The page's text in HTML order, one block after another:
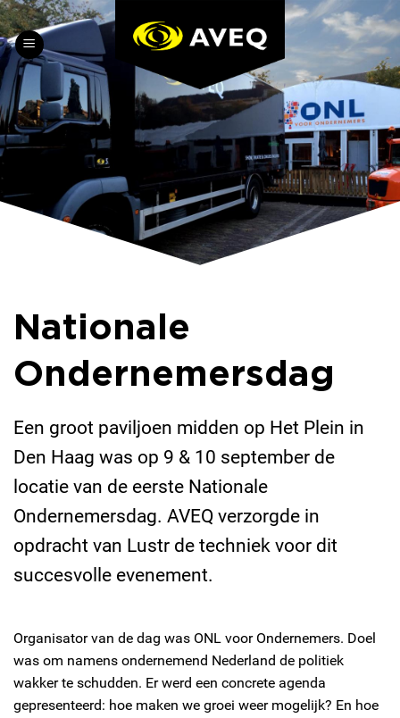
Skip
to
content
Nationale
Ondernemersdag
Een groot paviljoen midden op Het Plein in
Den Haag was op 9 & 10 september de
locatie van de eerste Nationale
Ondernemersdag. AVEQ verzorgde in
opdracht van Lustr de techniek voor dit
succesvolle evenement.
Organisator van de dag was ONL voor Ondernemers. Doel
was om namens ondernemend Nederland de politiek
wakker te schudden. Er werd een concrete agenda
gepresenteerd: hoe maken we groei weer mogelijk? En hoe